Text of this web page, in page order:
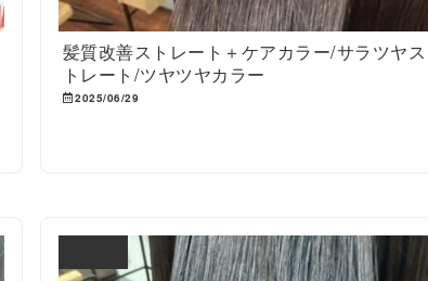
髪質改善ストレート＋ケアカラー/サラツヤス
トレート/ツヤツヤカラー
2025/06/29